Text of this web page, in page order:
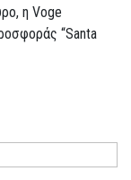
η Voge
“Santa